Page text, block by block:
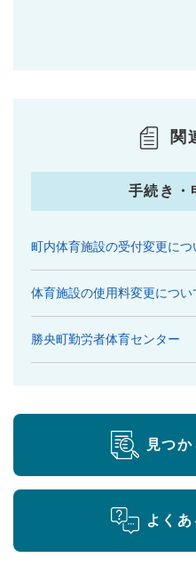
関
手続き・
町内体育施設の受付変更に
体育施設の使用料変更につい
勝央町勤労者体育センター
見つ
よく